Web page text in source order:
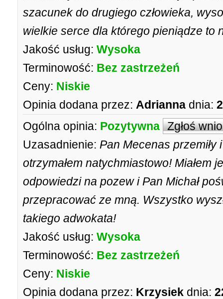
szacunek do drugiego człowieka,
wielkie serce dla którego pieniądze to
Jakość usług: Wysoka
Terminowość: Bez zastrzeżeń
Ceny: Niskie
Opinia dodana przez: Adrianna dnia:
Ogólna opinia: Pozytywna Zgłoś
Uzasadnienie: Pan Mecenas
otrzymałem natychmiastowo! Miałem
odpowiedzi na pozew i Pan Michał
przepracować ze mną. Wszystko
takiego adwokata!
Jakość usług: Wysoka
Terminowość: Bez zastrzeżeń
Ceny: Niskie
Opinia dodana przez: Krzysiek dnia: